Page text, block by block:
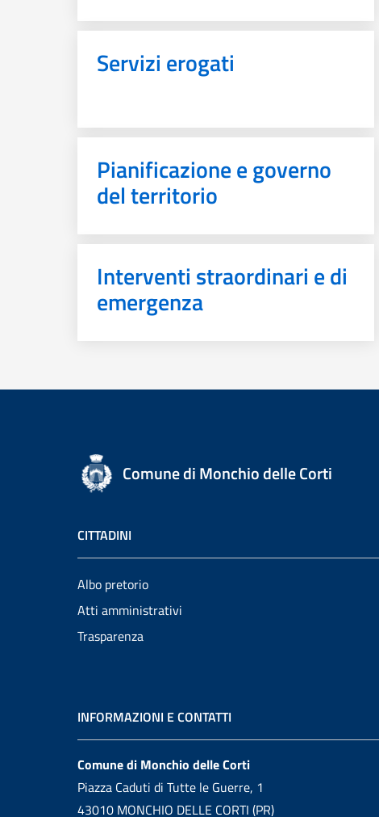
Servizi erogati
Pianificazione e governo
del territorio
Interventi straordinari e di
emergenza
Comune di Monchio delle Corti
CITTADINI
Albo pretorio
Atti amministrativi
Trasparenza
INFORMAZIONI E CONTATTI
Comune di Monchio delle Corti
Piazza Caduti di Tutte le Guerre, 1
43010 MONCHIO DELLE CORTI (PR)